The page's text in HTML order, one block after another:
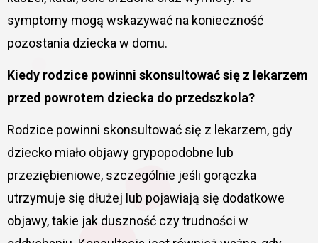
symptomy mogą wskazywać na konieczność
pozostania dziecka w domu.
Kiedy rodzice powinni skonsultować się z lekarzem
przed powrotem dziecka do przedszkola?
Rodzice powinni skonsultować się z lekarzem, gdy
dziecko miało objawy grypopodobne lub
przeziębieniowe, szczególnie jeśli gorączka
utrzymuje się dłużej lub pojawiają się dodatkowe
objawy, takie jak duszność czy trudności w